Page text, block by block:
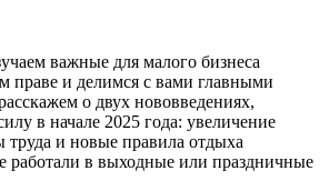
важные для малого бизнеса
праве и делимся с вами главными
о двух нововведениях,
в начале 2025 года: увеличение
и новые правила отдыха
работали в выходные или праздничные